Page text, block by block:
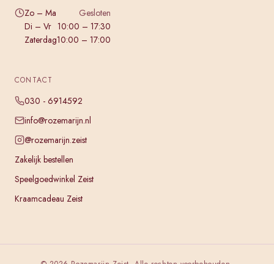
Zo – Ma
Gesloten
Di – Vr 10:00 – 17:30
Zaterdag10:00 – 17:00
CONTACT
030 - 6914592
info@rozemarijn.nl
@rozemarijn.zeist
Zakelijk bestellen
Speelgoedwinkel Zeist
Kraamcadeau Zeist